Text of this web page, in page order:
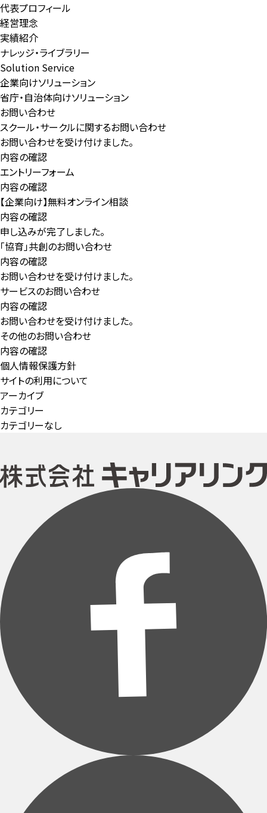
代表プロフィール
経営理念
実績紹介
ナレッジ・ライブラリー
Solution Service
企業向けソリューション
省庁・自治体向けソリューション
お問い合わせ
スクール・サークルに関するお問い合わせ
お問い合わせを受け付けました。
内容の確認
エントリーフォーム
内容の確認
【企業向け】無料オンライン相談
内容の確認
申し込みが完了しました。
「協育」共創のお問い合わせ
内容の確認
お問い合わせを受け付けました。
サービスのお問い合わせ
内容の確認
お問い合わせを受け付けました。
その他のお問い合わせ
内容の確認
個人情報保護方針
サイトの利用について
アーカイブ
カテゴリー
カテゴリーなし